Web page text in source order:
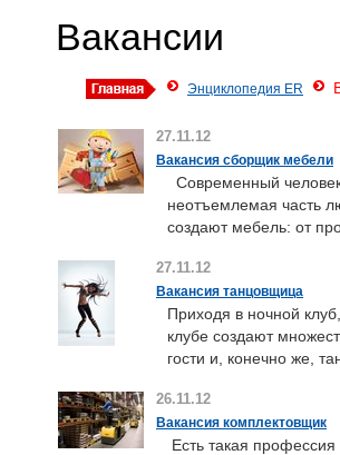
Вакансии
Энциклопедия ER
27.11.12
Вакансия сборщик мебели
Современный
неотъемлемая часть
создают мебель: от
27.11.12
Вакансия танцовщица
Приходя в ночной
клубе создают
гости и, конечно же,
26.11.12
Вакансия комплектовщик
Есть такая